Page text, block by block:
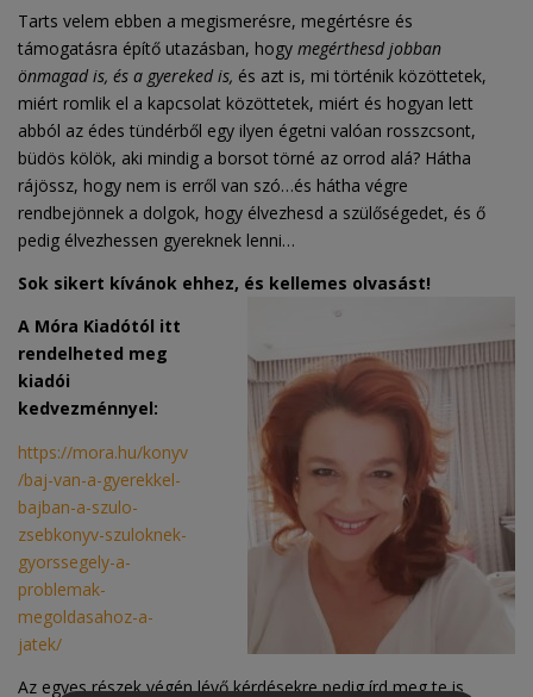
Tarts velem ebben a megismerésre, megértésre és
támogatásra építő utazásban, hogy megérthesd jobban
önmagad is, és a gyereked is, és azt is, mi történik közöttetek,
miért romlik el a kapcsolat közöttetek, miért és hogyan lett
abból az édes tündérből egy ilyen égetni valóan rosszcsont,
büdös kölök, aki mindig a borsot törné az orrod alá? Hátha
rájössz, hogy nem is erről van szó…és hátha végre
rendbejönnek a dolgok, hogy élvezhesd a szülőségedet, és ő
pedig élvezhessen gyereknek lenni…
Sok sikert kívánok ehhez, és kellemes olvasást!
A Móra Kiadótól itt
rendelheted meg
kiadói
kedvezménnyel:
https://mora.hu/konyv
/baj-van-a-gyerekkel-
bajban-a-szulo-
zsebkonyv-szuloknek-
gyorssegely-a-
problemak-
megoldasahoz-a-
jatek/
Az egyes részek végén lévő kérdésekre pedig írd meg te is